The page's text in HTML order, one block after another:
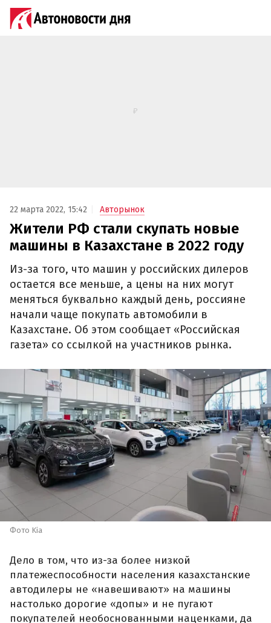
22 марта 2022, 15:42 Авторынок
Жители РФ стали скупать новые
машины в Казахстане в 2022 году
Из-за того, что машин у российских дилеров
остается все меньше, а цены на них могут
меняться буквально каждый день, россияне
начали чаще покупать автомобили в
Казахстане. Об этом сообщает «Российская
газета» со ссылкой на участников рынка.
Фото Kia
Дело в том, что из-за более низкой
платежеспособности населения казахстанские
автодилеры не «навешивают» на машины
настолько дорогие «допы» и не пугают
покупателей необоснованными наценками, да